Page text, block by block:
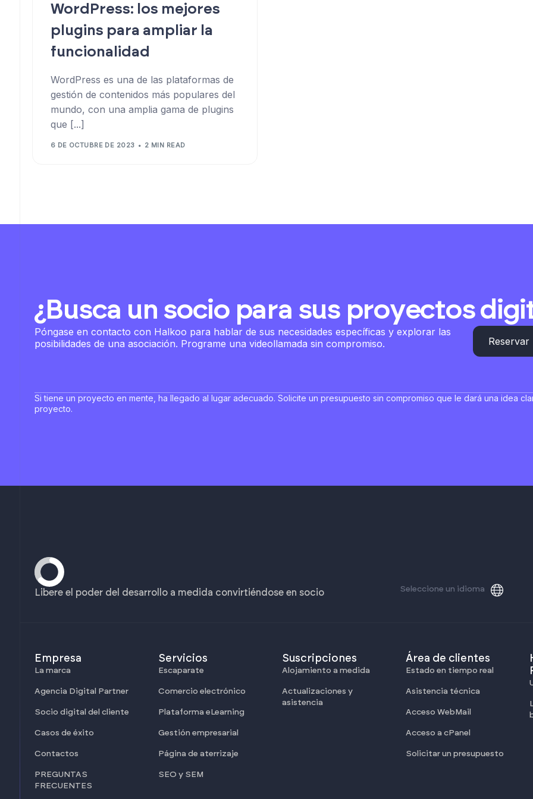
WordPress: los mejores
plugins para ampliar la
funcionalidad
WordPress es una de las plataformas de
gestión de contenidos más populares del
mundo, con una amplia gama de plugins
que [...]
6 DE OCTUBRE DE 2023 2 MIN READ
¿Busca un socio para sus proyectos
Póngase en contacto con Halkoo para hablar de sus necesidades específicas y explorar las
posibilidades de una asociación. Programe una videollamada sin compromiso.
Reservar
Si tiene un proyecto en mente, ha llegado al lugar adecuado. Solicite un presupuesto sin compromiso que le dará una idea
proyecto.
Libere el poder del desarrollo a medida convirtiéndose en socio Seleccione un idioma
Empresa
La marca
Agencia Digital Partner
Socio digital del cliente
Casos de éxito
Contactos
PREGUNTAS
FRECUENTES
Servicios
Escaparate
Comercio electrónico
Plataforma eLearning
Gestión empresarial
Página de aterrizaje
SEO y SEM
Suscripciones
Alojamiento a medida
Actualizaciones y
asistencia
Área de clientes
Estado en tiempo real
Asistencia técnica
Acceso WebMail
Acceso a cPanel
Solicitar un presupuesto